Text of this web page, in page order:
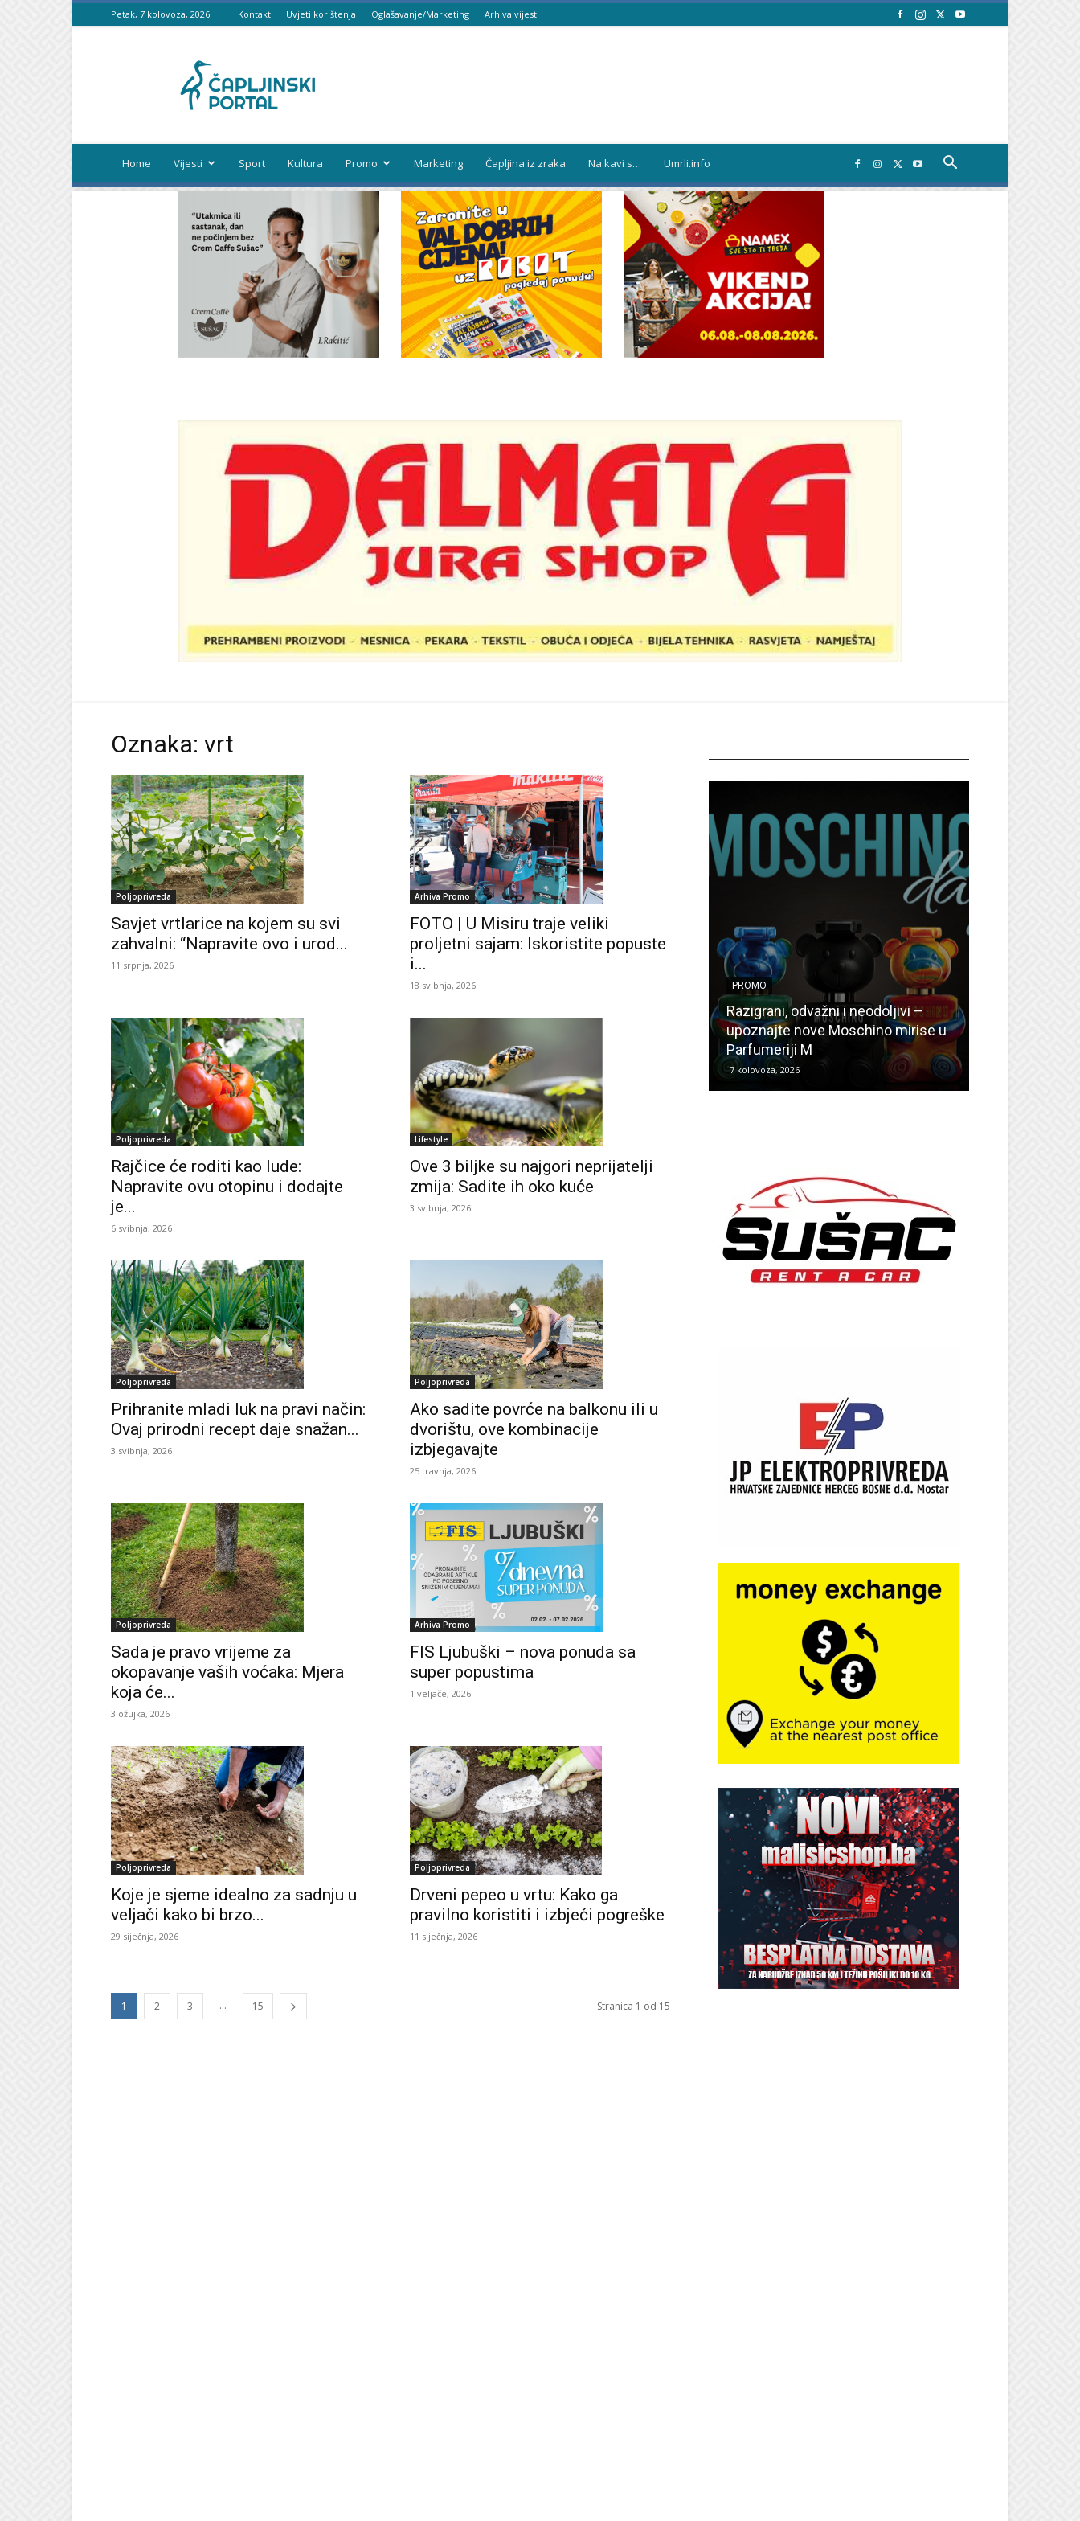
Petak, 7 kolovoza, 2026 Kontakt Uvjeti korištenja Oglašavanje/Marketing Arhiva vijesti
portal
Home Vijesti Sport Kultura Promo Marketing Čapljina iz zraka Na kavi s… Umrli.info
Oznaka: vrt
Poljoprivreda
Savjet vrtlarice na kojem su svi
zahvalni: “Napravite ovo i urod...
11 srpnja, 2026
Arhiva Promo
FOTO | U Misiru traje veliki
proljetni sajam: Iskoristite popuste
i...
18 svibnja, 2026
Poljoprivreda
Rajčice će roditi kao lude:
Napravite ovu otopinu i dodajte
je...
6 svibnja, 2026
Lifestyle
Ove 3 biljke su najgori neprijatelji
zmija: Sadite ih oko kuće
3 svibnja, 2026
Poljoprivreda
Prihranite mladi luk na pravi način:
Ovaj prirodni recept daje snažan...
3 svibnja, 2026
Poljoprivreda
Ako sadite povrće na balkonu ili u
dvorištu, ove kombinacije
izbjegavajte
25 travnja, 2026
Poljoprivreda
Sada je pravo vrijeme za
okopavanje vaših voćaka: Mjera
koja će...
3 ožujka, 2026
Arhiva Promo
FIS Ljubuški – nova ponuda sa
super popustima
1 veljače, 2026
Poljoprivreda
Koje je sjeme idealno za sadnju u
veljači kako bi brzo...
29 siječnja, 2026
Poljoprivreda
Drveni pepeo u vrtu: Kako ga
pravilno koristiti i izbjeći pogreške
11 siječnja, 2026
1 2 3 ... 15 Stranica 1 od 15
PROMO
Razigrani, odvažni i neodoljivi –
upoznajte nove Moschino mirise u
Parfumeriji M
7 kolovoza, 2026